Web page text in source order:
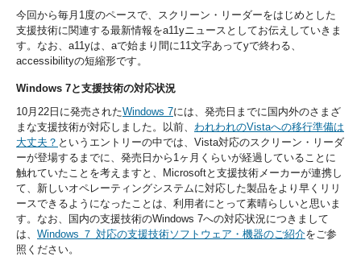
今回から毎月1度のペースで、スクリーン・リーダーをはじめとした
支援技術に関連する最新情報をa11yニュースとしてお伝えしていきま
す。なお、a11yは、aで始まり間に11文字あってyで終わる、
accessibilityの短縮形です。
Windows 7と支援技術の対応状況
10月22日に発売されたWindows 7には、発売日までに国内外のさまざ
まな支援技術が対応しました。以前、 われわれのVistaへの移行準備は
大丈夫？ というエントリーの中では、Vista対応のスクリーン・リーダ
ーが登場するまでに、発売日から1ヶ月くらいが経過していることに
触れていたことを考えますと、Microsoftと支援技術メーカーが連携し
て、新しいオペレーティングシステムに対応した製品をより早くリリ
ースできるようになったことは、利用者にとって素晴らしいと思いま
す。なお、国内の支援技術のWindows 7への対応状況につきまして
は、 Windows ７ 対応の支援技術ソフトウェア・機器のご紹介をご参
照ください。